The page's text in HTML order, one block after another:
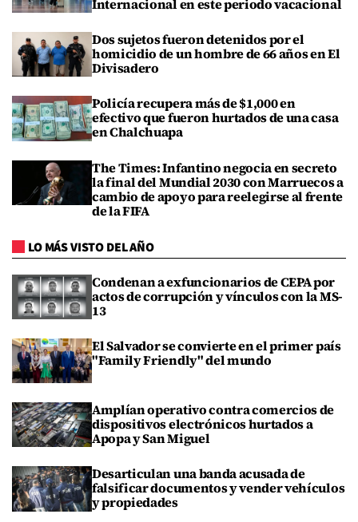
Internacional en este periodo vacacional
Dos sujetos fueron detenidos por el
homicidio de un hombre de 66 años en El
Divisadero
Policía recupera más de $1,000 en
efectivo que fueron hurtados de una casa
en Chalchuapa
The Times: Infantino negocia en secreto
la final del Mundial 2030 con Marruecos a
cambio de apoyo para reelegirse al frente
de la FIFA
LO MÁS VISTO DEL AÑO
Condenan a exfuncionarios de CEPA por
actos de corrupción y vínculos con la MS-
13
El Salvador se convierte en el primer país
"Family Friendly" del mundo
Amplían operativo contra comercios de
dispositivos electrónicos hurtados a
Apopa y San Miguel
Desarticulan una banda acusada de
falsificar documentos y vender vehículos
y propiedades